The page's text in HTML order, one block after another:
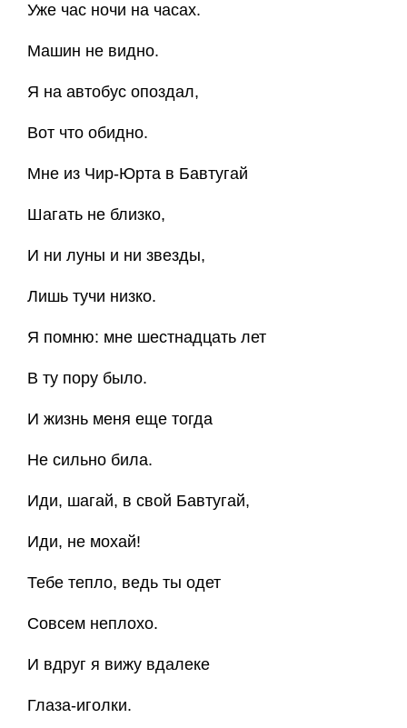
Уже час ночи на часах.
Машин не видно.
Я на автобус опоздал,
Вот что обидно.
Мне из Чир-Юрта в Бавтугай
Шагать не близко,
И ни луны и ни звезды,
Лишь тучи низко.
Я помню: мне шестнадцать лет
В ту пору было.
И жизнь меня еще тогда
Не сильно била.
Иди, шагай, в свой Бавтугай,
Иди, не мохай!
Тебе тепло, ведь ты одет
Совсем неплохо.
И вдруг я вижу вдалеке
Глаза-иголки.